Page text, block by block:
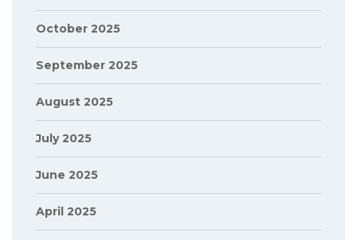
October 2025
September 2025
August 2025
July 2025
June 2025
April 2025